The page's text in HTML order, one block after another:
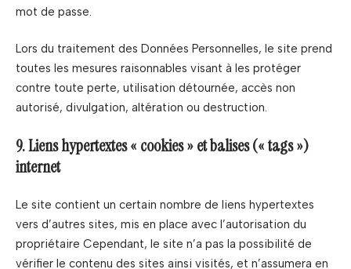
mot de passe.
Lors du traitement des Données Personnelles, le site prend
toutes les mesures raisonnables visant à les protéger
contre toute perte, utilisation détournée, accès non
autorisé, divulgation, altération ou destruction.
9. Liens hypertextes « cookies » et balises (« tags »)
internet
Le site contient un certain nombre de liens hypertextes
vers d’autres sites, mis en place avec l’autorisation du
propriétaire Cependant, le site n’a pas la possibilité de
vérifier le contenu des sites ainsi visités, et n’assumera en